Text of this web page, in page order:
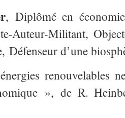
, Diplômé en
Auteur-Militant,
Défenseur d’une
renouvelables
», de R.